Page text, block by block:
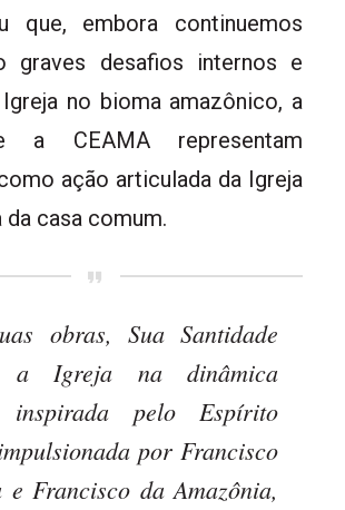
que, embora continuemos
graves desafios internos e
no bioma amazônico, a
a CEAMA representam
ação articulada da Igreja
da casa comum.
obras, Sua Santidade
a Igreja na dinâmica
inspirada pelo Espírito
por Francisco
e Francisco da Amazônia,